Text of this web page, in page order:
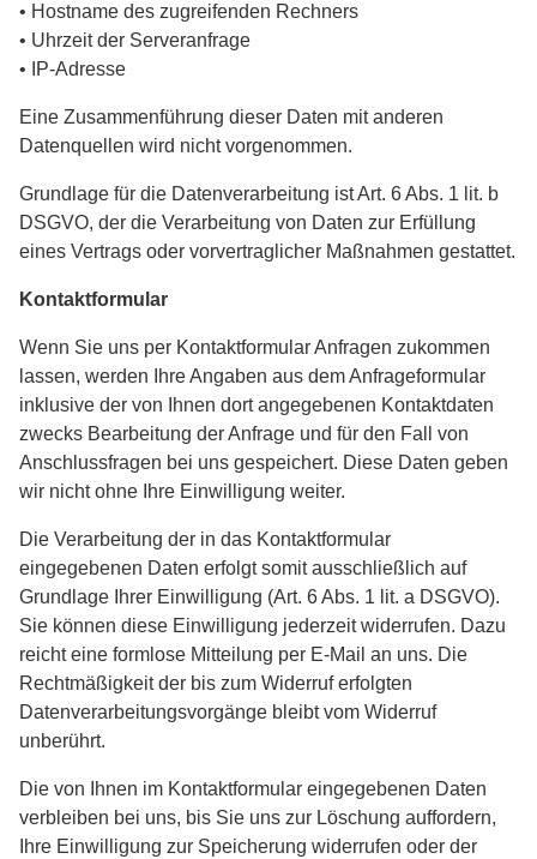
• Hostname des zugreifenden Rechners
• Uhrzeit der Serveranfrage
• IP-Adresse
Eine Zusammenführung dieser Daten mit anderen
Datenquellen wird nicht vorgenommen.
Grundlage für die Datenverarbeitung ist Art. 6 Abs. 1 lit. b
DSGVO, der die Verarbeitung von Daten zur Erfüllung
eines Vertrags oder vorvertraglicher Maßnahmen gestattet.
Kontaktformular
Wenn Sie uns per Kontaktformular Anfragen zukommen
lassen, werden Ihre Angaben aus dem Anfrageformular
inklusive der von Ihnen dort angegebenen Kontaktdaten
zwecks Bearbeitung der Anfrage und für den Fall von
Anschlussfragen bei uns gespeichert. Diese Daten geben
wir nicht ohne Ihre Einwilligung weiter.
Die Verarbeitung der in das Kontaktformular
eingegebenen Daten erfolgt somit ausschließlich auf
Grundlage Ihrer Einwilligung (Art. 6 Abs. 1 lit. a DSGVO).
Sie können diese Einwilligung jederzeit widerrufen. Dazu
reicht eine formlose Mitteilung per E-Mail an uns. Die
Rechtmäßigkeit der bis zum Widerruf erfolgten
Datenverarbeitungsvorgänge bleibt vom Widerruf
unberührt.
Die von Ihnen im Kontaktformular eingegebenen Daten
verbleiben bei uns, bis Sie uns zur Löschung auffordern,
Ihre Einwilligung zur Speicherung widerrufen oder der